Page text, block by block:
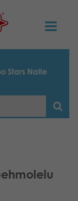
Stars Nalle